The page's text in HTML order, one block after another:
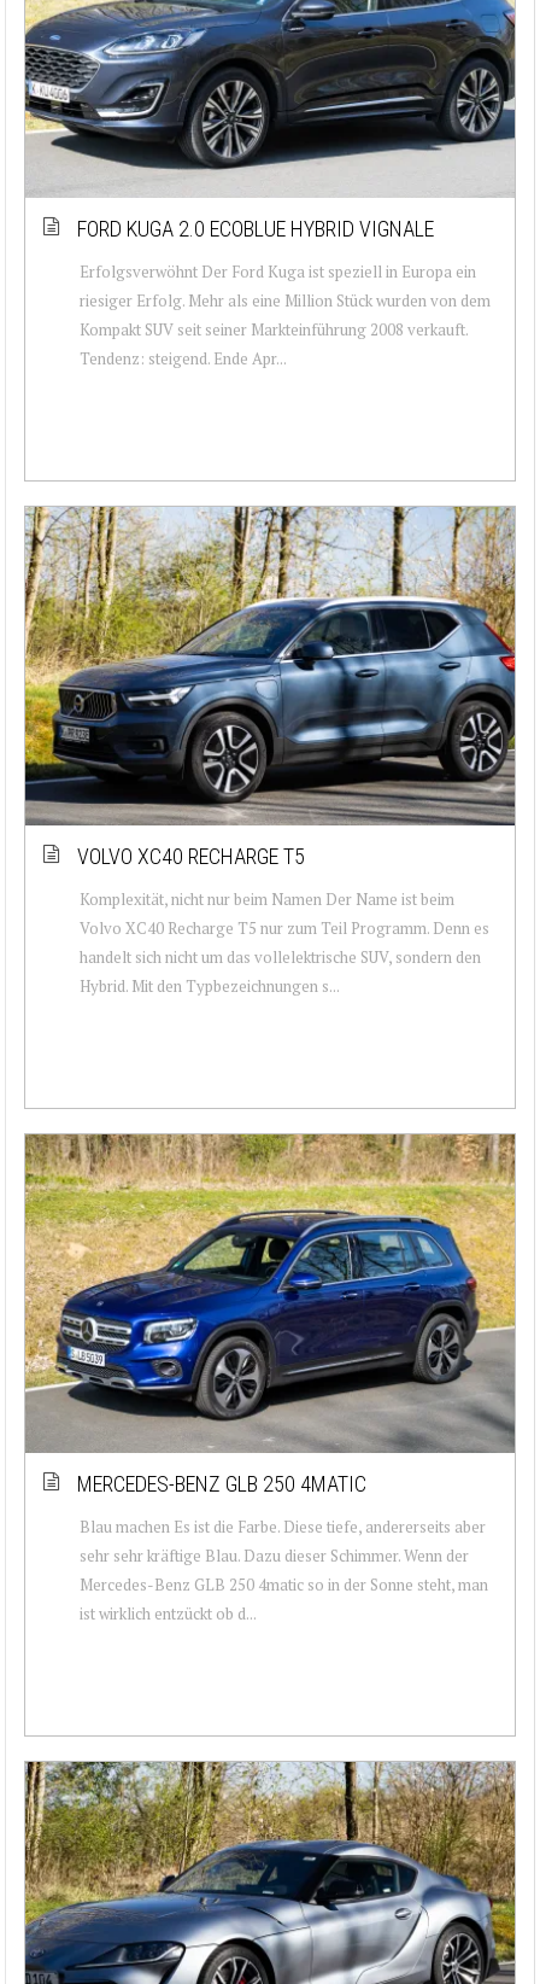
FORD KUGA 2.0 ECOBLUE HYBRID VIGNALE
Erfolgsverwöhnt Der Ford Kuga ist speziell in Europa ein
riesiger Erfolg. Mehr als eine Million Stück wurden von dem
Kompakt SUV seit seiner Markteinführung 2008 verkauft.
Tendenz: steigend. Ende Apr...
VOLVO XC40 RECHARGE T5
Komplexität, nicht nur beim Namen Der Name ist beim
Volvo XC40 Recharge T5 nur zum Teil Programm. Denn es
handelt sich nicht um das vollelektrische SUV, sondern den
Hybrid. Mit den Typbezeichnungen s...
MERCEDES-BENZ GLB 250 4MATIC
Blau machen Es ist die Farbe. Diese tiefe, andererseits aber
sehr sehr kräftige Blau. Dazu dieser Schimmer. Wenn der
Mercedes-Benz GLB 250 4matic so in der Sonne steht, man
ist wirklich entzückt ob d...